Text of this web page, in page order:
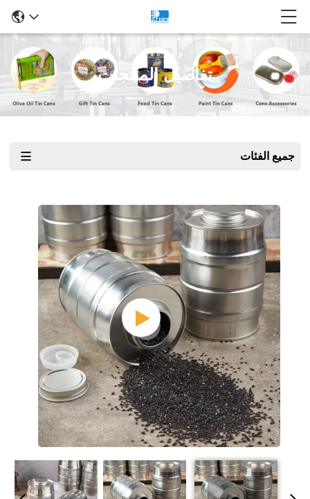
تفاصيل المنتجات
جميع الفئات